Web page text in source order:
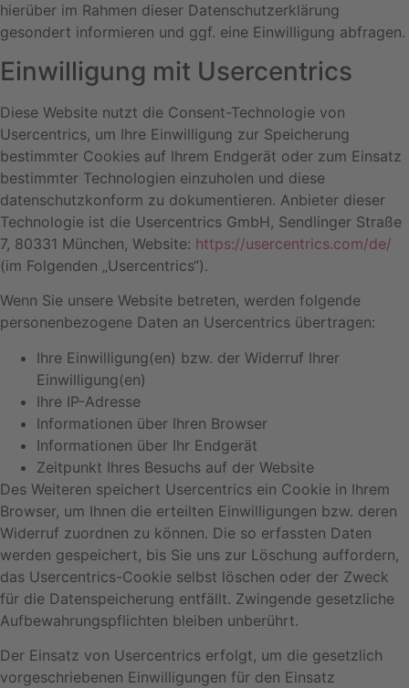
hierüber im Rahmen dieser Datenschutzerklärung
gesondert informieren und ggf. eine Einwilligung abfragen.
Einwilligung mit Usercentrics
Diese Website nutzt die Consent-Technologie von
Usercentrics, um Ihre Einwilligung zur Speicherung
bestimmter Cookies auf Ihrem Endgerät oder zum Einsatz
bestimmter Technologien einzuholen und diese
datenschutzkonform zu dokumentieren. Anbieter dieser
Technologie ist die Usercentrics GmbH, Sendlinger Straße
7, 80331 München, Website: https://usercentrics.com/de/
(im Folgenden „Usercentrics“).
Wenn Sie unsere Website betreten, werden folgende
personenbezogene Daten an Usercentrics übertragen:
Ihre Einwilligung(en) bzw. der Widerruf Ihrer
Einwilligung(en)
Ihre IP-Adresse
Informationen über Ihren Browser
Informationen über Ihr Endgerät
Zeitpunkt Ihres Besuchs auf der Website
Des Weiteren speichert Usercentrics ein Cookie in Ihrem
Browser, um Ihnen die erteilten Einwilligungen bzw. deren
Widerruf zuordnen zu können. Die so erfassten Daten
werden gespeichert, bis Sie uns zur Löschung auffordern,
das Usercentrics-Cookie selbst löschen oder der Zweck
für die Datenspeicherung entfällt. Zwingende gesetzliche
Aufbewahrungspflichten bleiben unberührt.
Der Einsatz von Usercentrics erfolgt, um die gesetzlich
vorgeschriebenen Einwilligungen für den Einsatz